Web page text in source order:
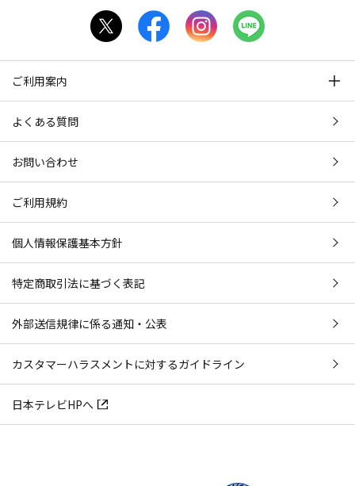
ご利用案内
よくある質問
お問い合わせ
ご利用規約
個人情報保護基本方針
特定商取引法に基づく表記
外部送信規律に係る通知・公表
カスタマーハラスメントに対するガイドライン
日本テレビHPへ